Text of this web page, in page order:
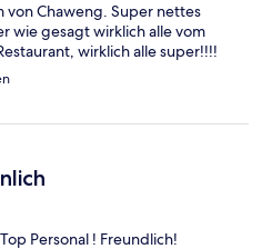
von Chaweng. Super nettes
wie gesagt wirklich alle vom
wirklich alle super!!!!
Personal ! Freundlich!